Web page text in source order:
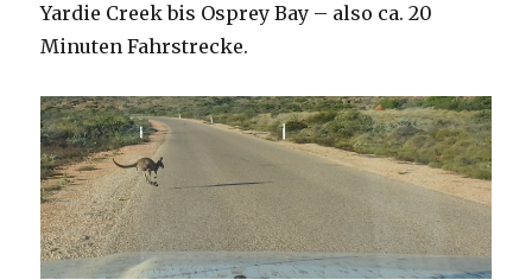
Yardie Creek bis Osprey Bay – also ca. 20
Minuten Fahrstrecke.